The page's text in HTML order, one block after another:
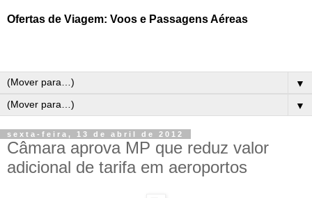
Ofertas de Viagem: Voos e Passagens Aéreas
▼
▼
sexta-feira, 13 de abril de 2012
Câmara aprova MP que reduz valor
adicional de tarifa em aeroportos